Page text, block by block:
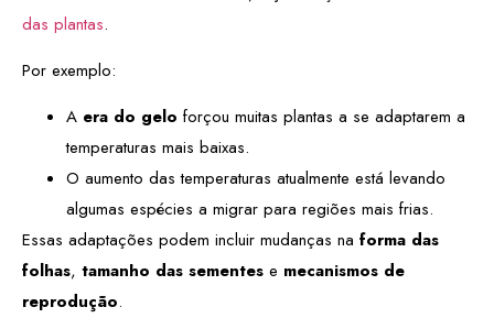
das plantas.
Por exemplo:
A era do gelo forçou muitas plantas a se adaptarem a
temperaturas mais baixas.
O aumento das temperaturas atualmente está levando
algumas espécies a migrar para regiões mais frias.
Essas adaptações podem incluir mudanças na forma das
folhas, tamanho das sementes e mecanismos de
reprodução.